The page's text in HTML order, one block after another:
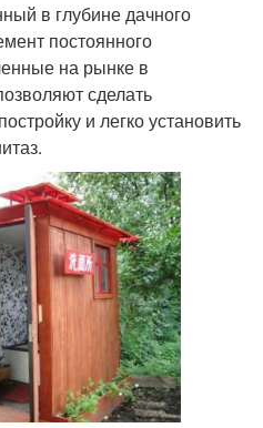
в глубине дачного
постоянного
на рынке в
сделать
и легко установить